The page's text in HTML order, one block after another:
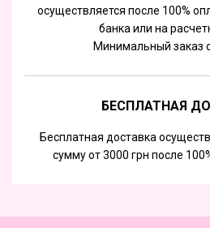
осуществляется после 100%
банка или на
Минимальный заказ
БЕСПЛАТНАЯ
Бесплатная доставка
сумму от 3000 грн после